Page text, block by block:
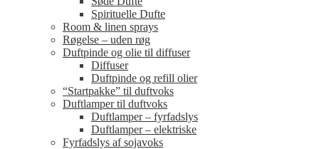
Spirituelle Dufte
Room & linen sprays
Røgelse – uden røg
Duftpinde og olie til diffuser
Diffuser
Duftpinde og refill olier
“Startpakke” til duftvoks
Duftlamper til duftvoks
Duftlamper – fyrfadslys
Duftlamper – elektriske
Fyrfadslys af sojavoks